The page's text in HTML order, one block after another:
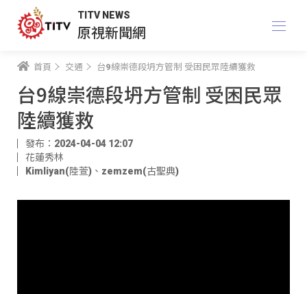
TITV NEWS
原視新聞網
首頁 交通 台9線崇德段坍方管制 受困民眾陸續獲救
台9線崇德段坍方管制 受困民眾
陸續獲救
發布：2024-04-04 12:07
花蓮秀林
Kimliyan(陸萱) 、 zemzem(古聖典)